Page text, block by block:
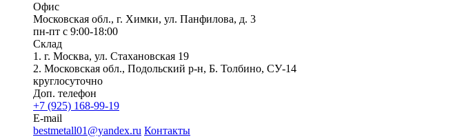
Офис
Московская обл., г. Химки, ул. Панфилова, д. 3
пн-пт с 9:00-18:00
Склад
1. г. Москва, ул. Стахановская 19
2. Московская обл., Подольский р-н, Б. Толбино, СУ-14
круглосуточно
Доп. телефон
+7 (925) 168-99-19
E-mail
bestmetall01@yandex.ru Контакты